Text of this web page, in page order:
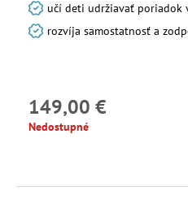
učí deti udržiavať poriadok
rozvíja samostatnosť a
149,00 €
Nedostupné